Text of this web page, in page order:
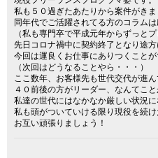
私も５０過ぎたあたりから案件がきま
同年代でご活躍されてる方のコラム
（私も専門卒で平成元年からずっとプ
先日コロナ禍中に契約終了となり途
今回は運良くお仕事にありつくことが
（次回はどうなることやら・・・）
ここ数年、お客様先も世代交代が進
４０前後の方がリーダー、なんてこと
私達の世代にはなかなか厳しい状況に
私も頭がついていける限り現役を続け
お互い頑張りましょう！